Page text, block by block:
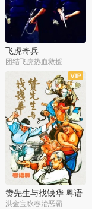
飞虎奇兵
团结飞虎热血救援
赞先生与找钱华 粤语
版
洪金宝咏春治恶霸